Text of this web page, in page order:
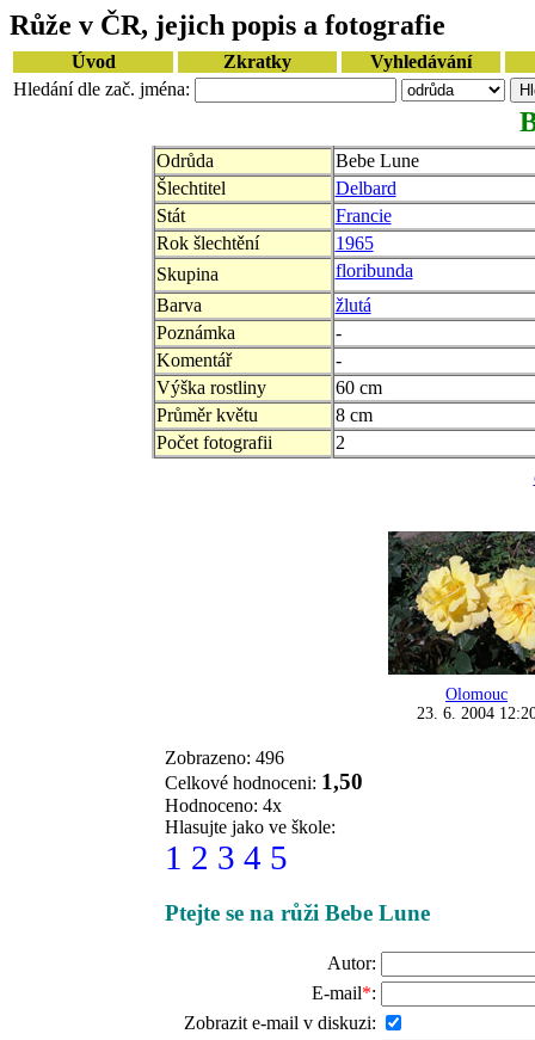
Růže v ČR, jejich popis a fotografie
Úvod Zkratky
Vyhledávání
Hledání dle zač. jména:
Odrůda
Bebe Lune
Šlechtitel
Delbard
Stát
Francie
Rok šlechtění
1965
Skupina
floribunda
Barva
žlutá
Poznámka
-
Komentář
-
Výška rostliny
60 cm
Průměr květu
8 cm
Počet fotografii
2
Olomouc
23. 6. 2004
Zobrazeno: 496
Celkové hodnoceni: 1,50
Hodnoceno: 4x
Hlasujte jako ve škole:
1 2 3 4 5
Ptejte se na růži Bebe Lune
Autor:
E-mail*:
Zobrazit e-mail v diskuzi: